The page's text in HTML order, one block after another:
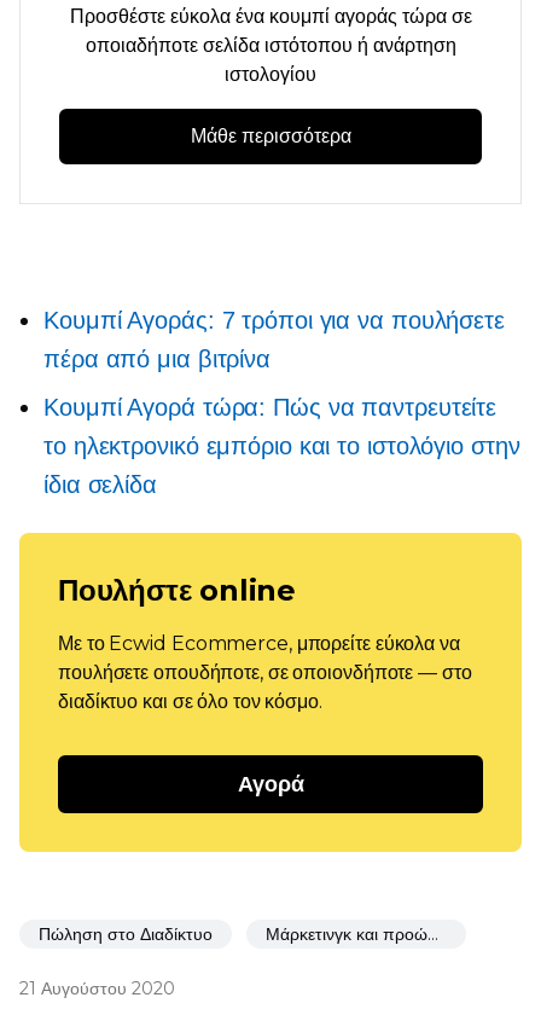
Προσθέστε εύκολα ένα κουμπί αγοράς τώρα σε
οποιαδήποτε σελίδα ιστότοπου ή ανάρτηση
ιστολογίου
Μάθε περισσότερα
Κουμπί Αγοράς: 7 τρόποι για να πουλήσετε
πέρα ​​από μια βιτρίνα
Κουμπί Αγορά τώρα: Πώς να παντρευτείτε
το ηλεκτρονικό εμπόριο και το ιστολόγιο στην
ίδια σελίδα
Πουλήστε online
Με το Ecwid Ecommerce, μπορείτε εύκολα να
πουλήσετε οπουδήποτε, σε οποιονδήποτε — στο
διαδίκτυο και σε όλο τον κόσμο.
Αγορά
Πώληση στο Διαδίκτυο Μάρκετινγκ και προώθηση
21 Αυγούστου 2020